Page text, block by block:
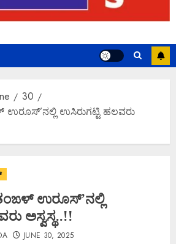
30
ಉಸಿರುಗಟ್ಟಿ ಹಲವರು
ಉರೂಸ್’ನಲ್ಲಿ
ಅಸ್ವಸ್ಥ..!!
JUNE 30, 2025